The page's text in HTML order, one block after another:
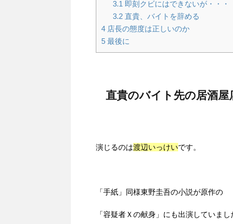
3.1 即刻クビにはできないが・・・
3.2直貴、バイトを辞める
4 店長の態度は正しいのか
5 最後に
直貴のバイト先の居酒屋
演じるのは渡辺いっけいです。
「手紙」同様東野圭吾の小説が原作の
「容疑者Ｘの献身」にも出演していまし